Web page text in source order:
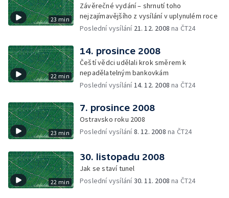
23 min
Závěrečné vydání – shrnutí toho
nejzajímavějšího z vysílání v uplynulém roce
Poslední vysílání 21. 12. 2008 na ČT24
22 min
14. prosince 2008
Čeští vědci udělali krok směrem k
nepadělatelným bankovkám
Poslední vysílání14. 12. 2008 na ČT24
23 min
7. prosince 2008
Ostravsko roku 2008
Poslední vysílání8. 12. 2008 na ČT24
22 min
30. listopadu 2008
Jak se staví tunel
Poslední vysílání30. 11. 2008 na ČT24